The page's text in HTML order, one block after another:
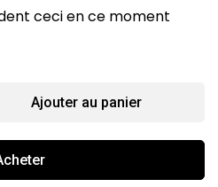
ceci en ce moment
Ajouter au panier